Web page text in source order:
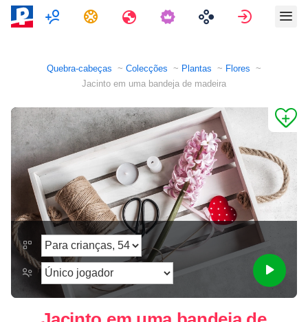
Multijogador
Tarefas Viagens Assinar
Quebra-cabeças Colecções Plantas
Flores
Jacinto em uma bandeja de madeira